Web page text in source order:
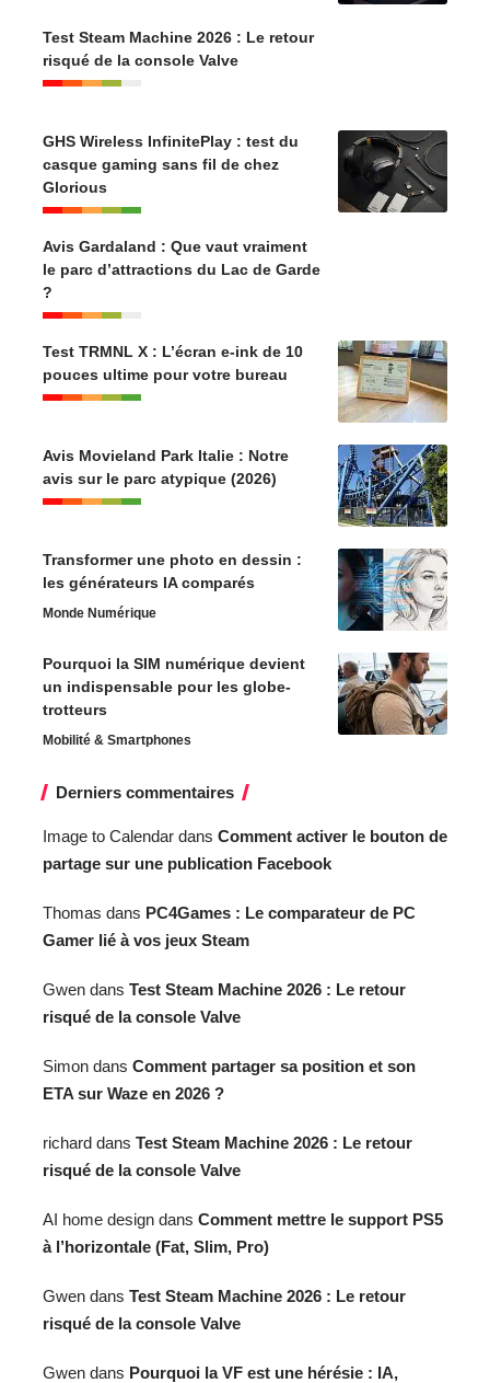
Test Steam Machine 2026 : Le retour
risqué de la console Valve
GHS Wireless InfinitePlay : test du
casque gaming sans fil de chez
Glorious
Avis Gardaland : Que vaut vraiment
le parc d’attractions du Lac de Garde
?
Test TRMNL X : L’écran e-ink de 10
pouces ultime pour votre bureau
Avis Movieland Park Italie : Notre
avis sur le parc atypique (2026)
Transformer une photo en dessin :
les générateurs IA comparés
Monde Numérique
Pourquoi la SIM numérique devient
un indispensable pour les globe-
trotteurs
Mobilité & Smartphones
Derniers commentaires
Image to Calendar dans Comment activer le bouton de
partage sur une publication Facebook
Thomas dans PC4Games : Le comparateur de PC
Gamer lié à vos jeux Steam
Gwen dans Test Steam Machine 2026 : Le retour
risqué de la console Valve
Simon dans Comment partager sa position et son
ETA sur Waze en 2026 ?
richard dans Test Steam Machine 2026 : Le retour
risqué de la console Valve
AI home design dans Comment mettre le support PS5
à l’horizontale (Fat, Slim, Pro)
Gwen dans Test Steam Machine 2026 : Le retour
risqué de la console Valve
Gwen dans Pourquoi la VF est une hérésie : IA,